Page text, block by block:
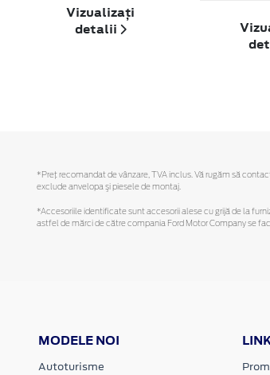
Vizualizați
detalii
*Preţ recomandat de vânzare, TVA inclus. Vă rugăm să
exclude anvelopa şi piesele de montaj.
*Accesoriile identificate sunt accesorii alese cu grijă de la
astfel de mărci de către compania Ford Motor Company se
MODELE NOI
Autoturisme